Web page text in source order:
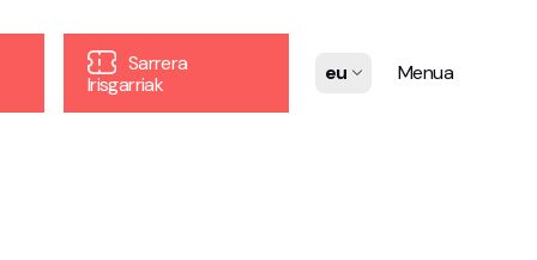
Sarrera
Irisgarriak
eu Menua